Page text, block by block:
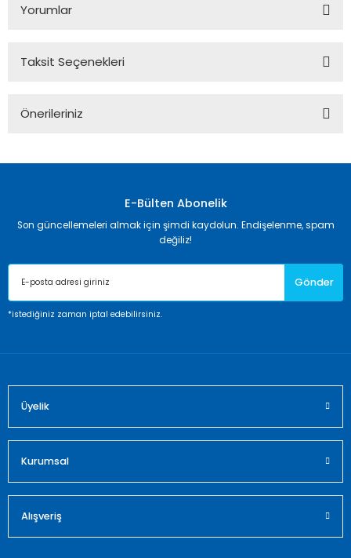
Yorumlar
Taksit Seçenekleri
Önerileriniz
Görüş ve önerileriniz için teşekkür ederiz.
Ürün resmi kalitesiz, bozuk veya görüntülenemiyor.
Ürün açıklamasında eksik bilgiler bulunuyor.
Ürün bilgilerinde hatalar bulunuyor.
E-Bülten Abonelik
Son güncellemeleri almak için şimdi kaydolun. Endişelenme, spam
değiliz!
Gönder
*istediğiniz zaman iptal edebilirsiniz.
Üyelik
Kurumsal
Alışveriş